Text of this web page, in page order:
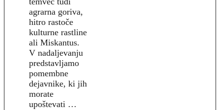
agrarna goriva,
hitro rastoče
kulturne rastline
ali Miskantus.
V nadaljevanju
predstavljamo
pomembne
dejavnike, ki jih
morate
upoštevati …